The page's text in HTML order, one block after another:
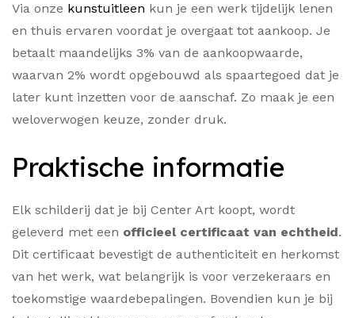
Via onze kunstuitleen kun je een werk tijdelijk lenen
en thuis ervaren voordat je overgaat tot aankoop. Je
betaalt maandelijks 3% van de aankoopwaarde,
waarvan 2% wordt opgebouwd als spaartegoed dat je
later kunt inzetten voor de aanschaf. Zo maak je een
weloverwogen keuze, zonder druk.
Praktische informatie
Elk schilderij dat je bij Center Art koopt, wordt
geleverd met een officieel certificaat van echtheid.
Dit certificaat bevestigt de authenticiteit en herkomst
van het werk, wat belangrijk is voor verzekeraars en
toekomstige waardebepalingen. Bovendien kun je bij